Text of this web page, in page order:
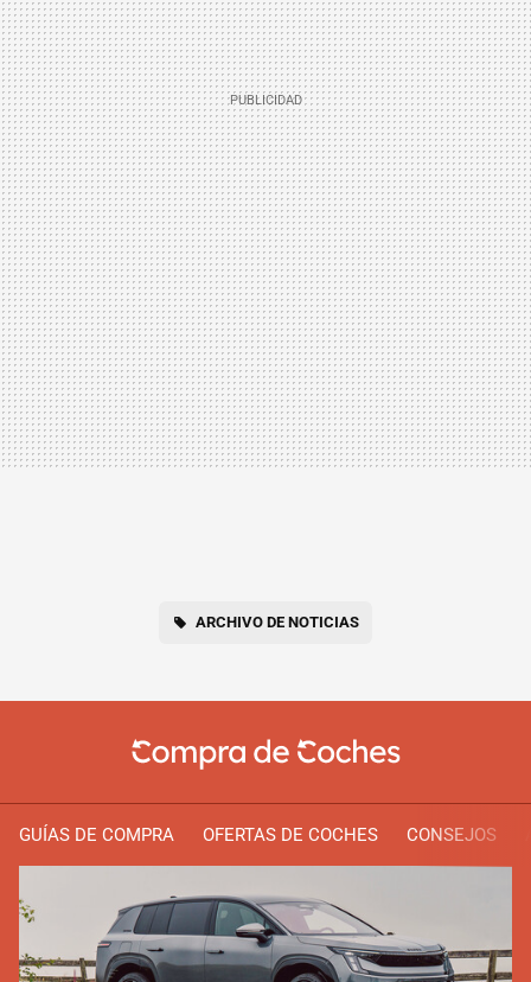
ARCHIVO DE NOTICIAS
GUÍAS DE COMPRA OFERTAS DE COCHES CONSEJOS